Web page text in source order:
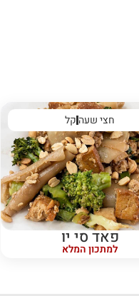
חצי שעה קל
פאד סי יו
למתכון המלא